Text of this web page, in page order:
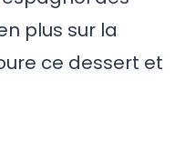
plus sur la
ce dessert et